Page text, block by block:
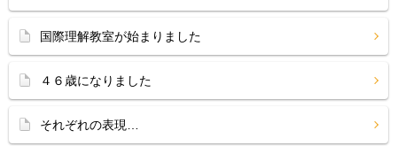
国際理解教室が始まりました
４６歳になりました
それぞれの表現…